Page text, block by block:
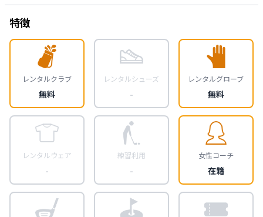
特徴
レンタルクラブ
無料
レンタルシューズ
-
レンタルグローブ
無料
レンタルウェア
-
練習利用
-
女性コーチ
在籍